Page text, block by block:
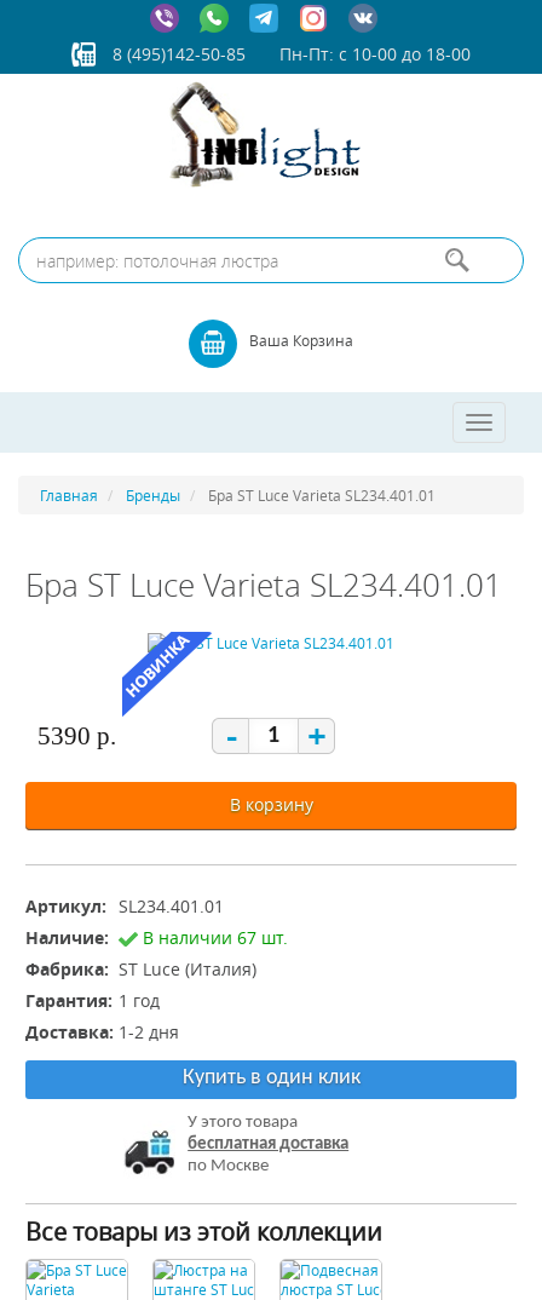
8 (495)142-50-85 Пн-Пт: с 10-00 до 18-00
Ваша Корзина
Toggle
Главная Бренды Бра ST Luce Varieta SL234.401.01
Бра ST Luce Varieta SL234.401.01
5390 р. - +
В корзину
Артикул: SL234.401.01
Наличие:
В наличии 67 шт.
Фабрика: ST Luce (Италия)
Гарантия: 1 год
Доставка: 1-2 дня
Купить в один клик
У этого товара
бесплатная доставка
по Москве
Все товары из этой коллекции